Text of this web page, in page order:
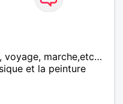
voyage, marche,etc…
et la peinture